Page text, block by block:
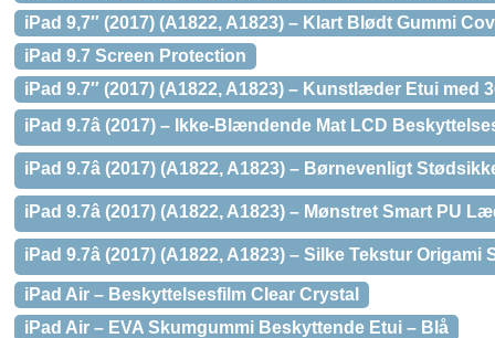
iPad 9,7″ (2017) (A1822, A1823) – Klart Blødt Gummi
iPad 9.7 Screen Protection
iPad 9.7″ (2017) (A1822, A1823) – Kunstlæder Etui
iPad 9.7â (2017) – Ikke-Blændende Mat LCD
iPad 9.7â (2017) (A1822, A1823) – Børnevenligt
iPad 9.7â (2017) (A1822, A1823) – Mønstret Smart PU
iPad 9.7â (2017) (A1822, A1823) – Silke Tekstur
iPad Air – Beskyttelsesfilm Clear Crystal
iPad Air – EVA Skumgummi Beskyttende Etui – Blå